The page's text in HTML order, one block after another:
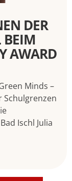
DER
BEIM
AWARD
Minds –
Schulgrenzen
Ischl Julia